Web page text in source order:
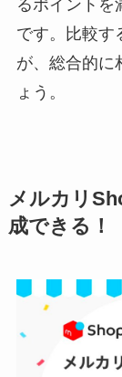
るポイントを
です。比較す
が、総合的に
ょう。
メルカリ
成できる！